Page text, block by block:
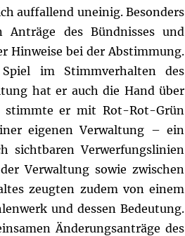
auffallend uneinig. Besonders
Anträge des Bündnisses und
Hinweise bei der Abstimmung.
im Stimmverhalten des
hat er auch die Hand über
stimmte er mit Rot-Rot-Grün
eigenen Verwaltung – ein
sichtbaren Verwerfungslinien
Verwaltung sowie zwischen
zeugten zudem von einem
und dessen Bedeutung.
Änderungsanträge des